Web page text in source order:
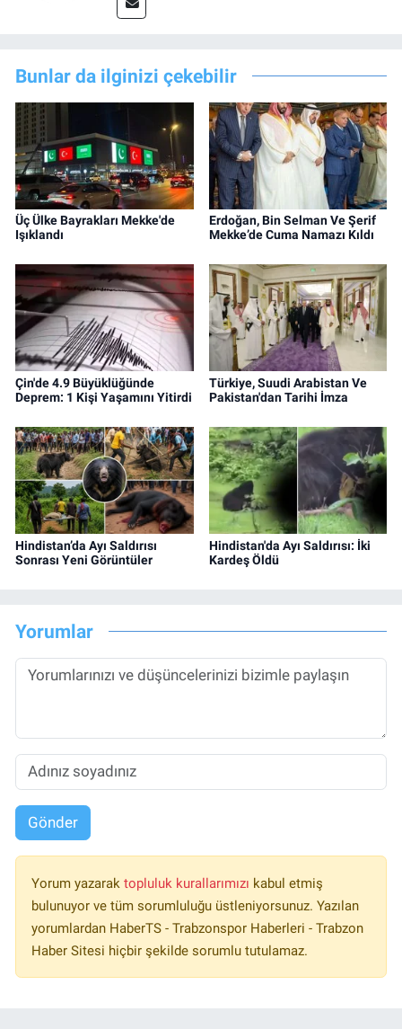
Bunlar da ilginizi çekebilir
Üç Ülke Bayrakları Mekke'de
Işıklandı
Erdoğan, Bin Selman Ve Şerif
Mekke’de Cuma Namazı Kıldı
Çin'de 4.9 Büyüklüğünde
Deprem: 1 Kişi Yaşamını Yitirdi
Türkiye, Suudi Arabistan Ve
Pakistan'dan Tarihi İmza
Hindistan’da Ayı Saldırısı
Sonrası Yeni Görüntüler
Hindistan'da Ayı Saldırısı: İki
Kardeş Öldü
Yorumlar
Gönder
Yorum yazarak topluluk kurallarımızı kabul etmiş
bulunuyor ve tüm sorumluluğu üstleniyorsunuz. Yazılan
yorumlardan HaberTS - Trabzonspor Haberleri - Trabzon
Haber Sitesi hiçbir şekilde sorumlu tutulamaz.